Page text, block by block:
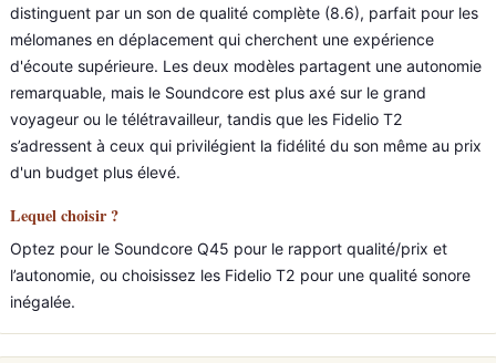
distinguent par un son de qualité complète (8.6), parfait pour les
mélomanes en déplacement qui cherchent une expérience
d'écoute supérieure. Les deux modèles partagent une autonomie
remarquable, mais le Soundcore est plus axé sur le grand
voyageur ou le télétravailleur, tandis que les Fidelio T2
s’adressent à ceux qui privilégient la fidélité du son même au prix
d'un budget plus élevé.
Lequel choisir ?
Optez pour le Soundcore Q45 pour le rapport qualité/prix et
l’autonomie, ou choisissez les Fidelio T2 pour une qualité sonore
inégalée.